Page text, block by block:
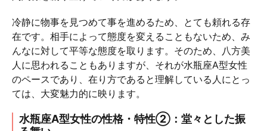
冷静に物事を見つめて事を進めるため、とても頼れる存
在です。相手によって態度を変えることもないため、み
んなに対して平等な態度を取ります。そのため、八方美
人に思われることもありますが、それが水瓶座A型女性
のペースであり、在り方であると理解している人にとっ
ては、大変魅力的に映ります。
水瓶座A型女性の性格・特性②：堂々とした振